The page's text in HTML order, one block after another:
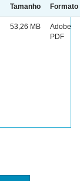
Tamanho Formato
53,26 MB
Adobe
PDF